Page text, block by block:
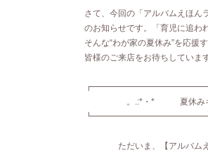
さて、今回の「アルバムえほん
のお知らせです。「育児に追わ
そんな“わが家の夏休み”を応援
皆様のご来店をお待ちしていま
。.:*・* 夏休みキャ
ただいま、【アルバムえ